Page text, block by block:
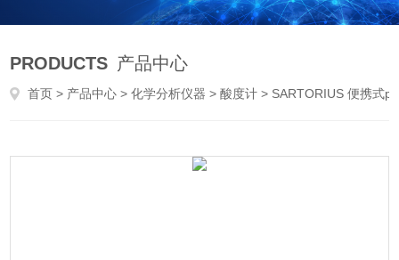
PRODUCTS 产品中心
首页 > 产品中心 >化学分析仪器 >酸度计 > SARTORIUS 便携式pH计PT-10